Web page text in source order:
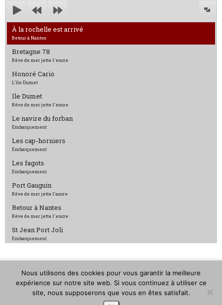
À la rochelle est arrivé
Retour à Nantes
Bretagne 78
Rêve de mer jette l'encre
Honoré Cario
L'île Dumet
Ile Dumet
Rêve de mer jette l'encre
Le navire du forban
Embarquement
Les cap-horniers
Embarquement
Les fagots
Embarquement
Port Gauguin
Rêve de mer jette l'ancre
Retour à Nantes
Rêve de mer jette l'encre
St Jean Port Joli
Embarquement
Rêve de Mer©2018 – Tous droits réservés – Conception :
Nous utilisons des cookies pour vous garantir la meilleure
expérience sur notre site web. Si vous continuez à utiliser ce
site, nous supposerons que vous en êtes satisfait.